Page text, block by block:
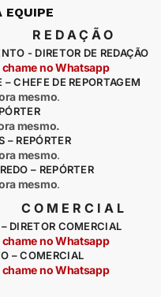
EQUIPE
REDAÇÃO
- DIRETOR DE REDAÇÃO
chame no Whatsapp
CHEFE DE REPORTAGEM
mesmo.
mesmo.
– REPÓRTER
mesmo.
– REPÓRTER
mesmo.
COMERCIAL
DIRETOR COMERCIAL
chame no Whatsapp
– COMERCIAL
chame no Whatsapp